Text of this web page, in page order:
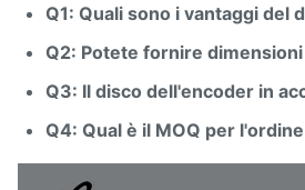
Q1: Quali sono i vantaggi del
Q2: Potete fornire
Q3: Il disco dell'encoder in
Q4: Qual è il MOQ per